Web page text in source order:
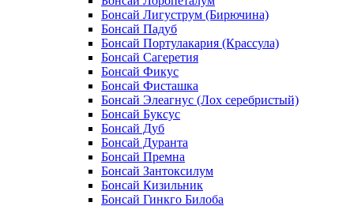
Бонсай Лигуструм (Бирючина)
Бонсай Падуб
Бонсай Портулакария (Крассула)
Бонсай Сагеретия
Бонсай Фикус
Бонсай Фисташка
Бонсай Элеагнус (Лох серебристый)
Бонсай Буксус
Бонсай Дуб
Бонсай Дуранта
Бонсай Премна
Бонсай Зантоксилум
Бонсай Кизильник
Бонсай Гинкго Билоба